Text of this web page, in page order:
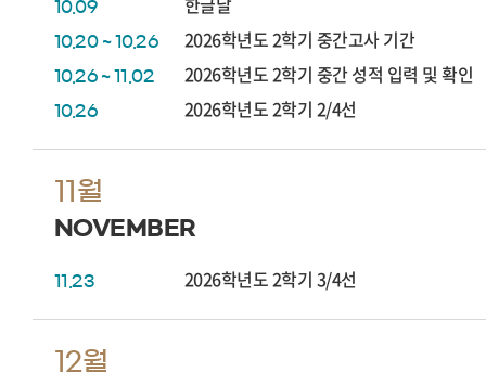
10.09
10.20 ~ 10.26 2026학년도 2학기 중간고사 기간
10.26 ~ 11.02 2026학년도 2학기 중간 성적 입력 및 확인
10.26 2026학년도 2학기 2/4선
11월
NOVEMBER
11.23 2026학년도 2학기 3/4선
12월